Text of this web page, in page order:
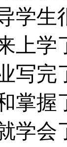
学生
上学
写完
掌握
学会